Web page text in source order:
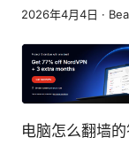
2026年4月4日 ·
电脑怎么翻墙